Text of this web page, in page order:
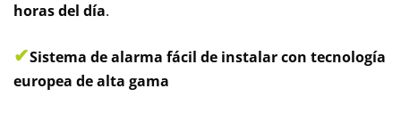
horas del día.
✔Sistema de alarma fácil de instalar con tecnología
europea de alta gama